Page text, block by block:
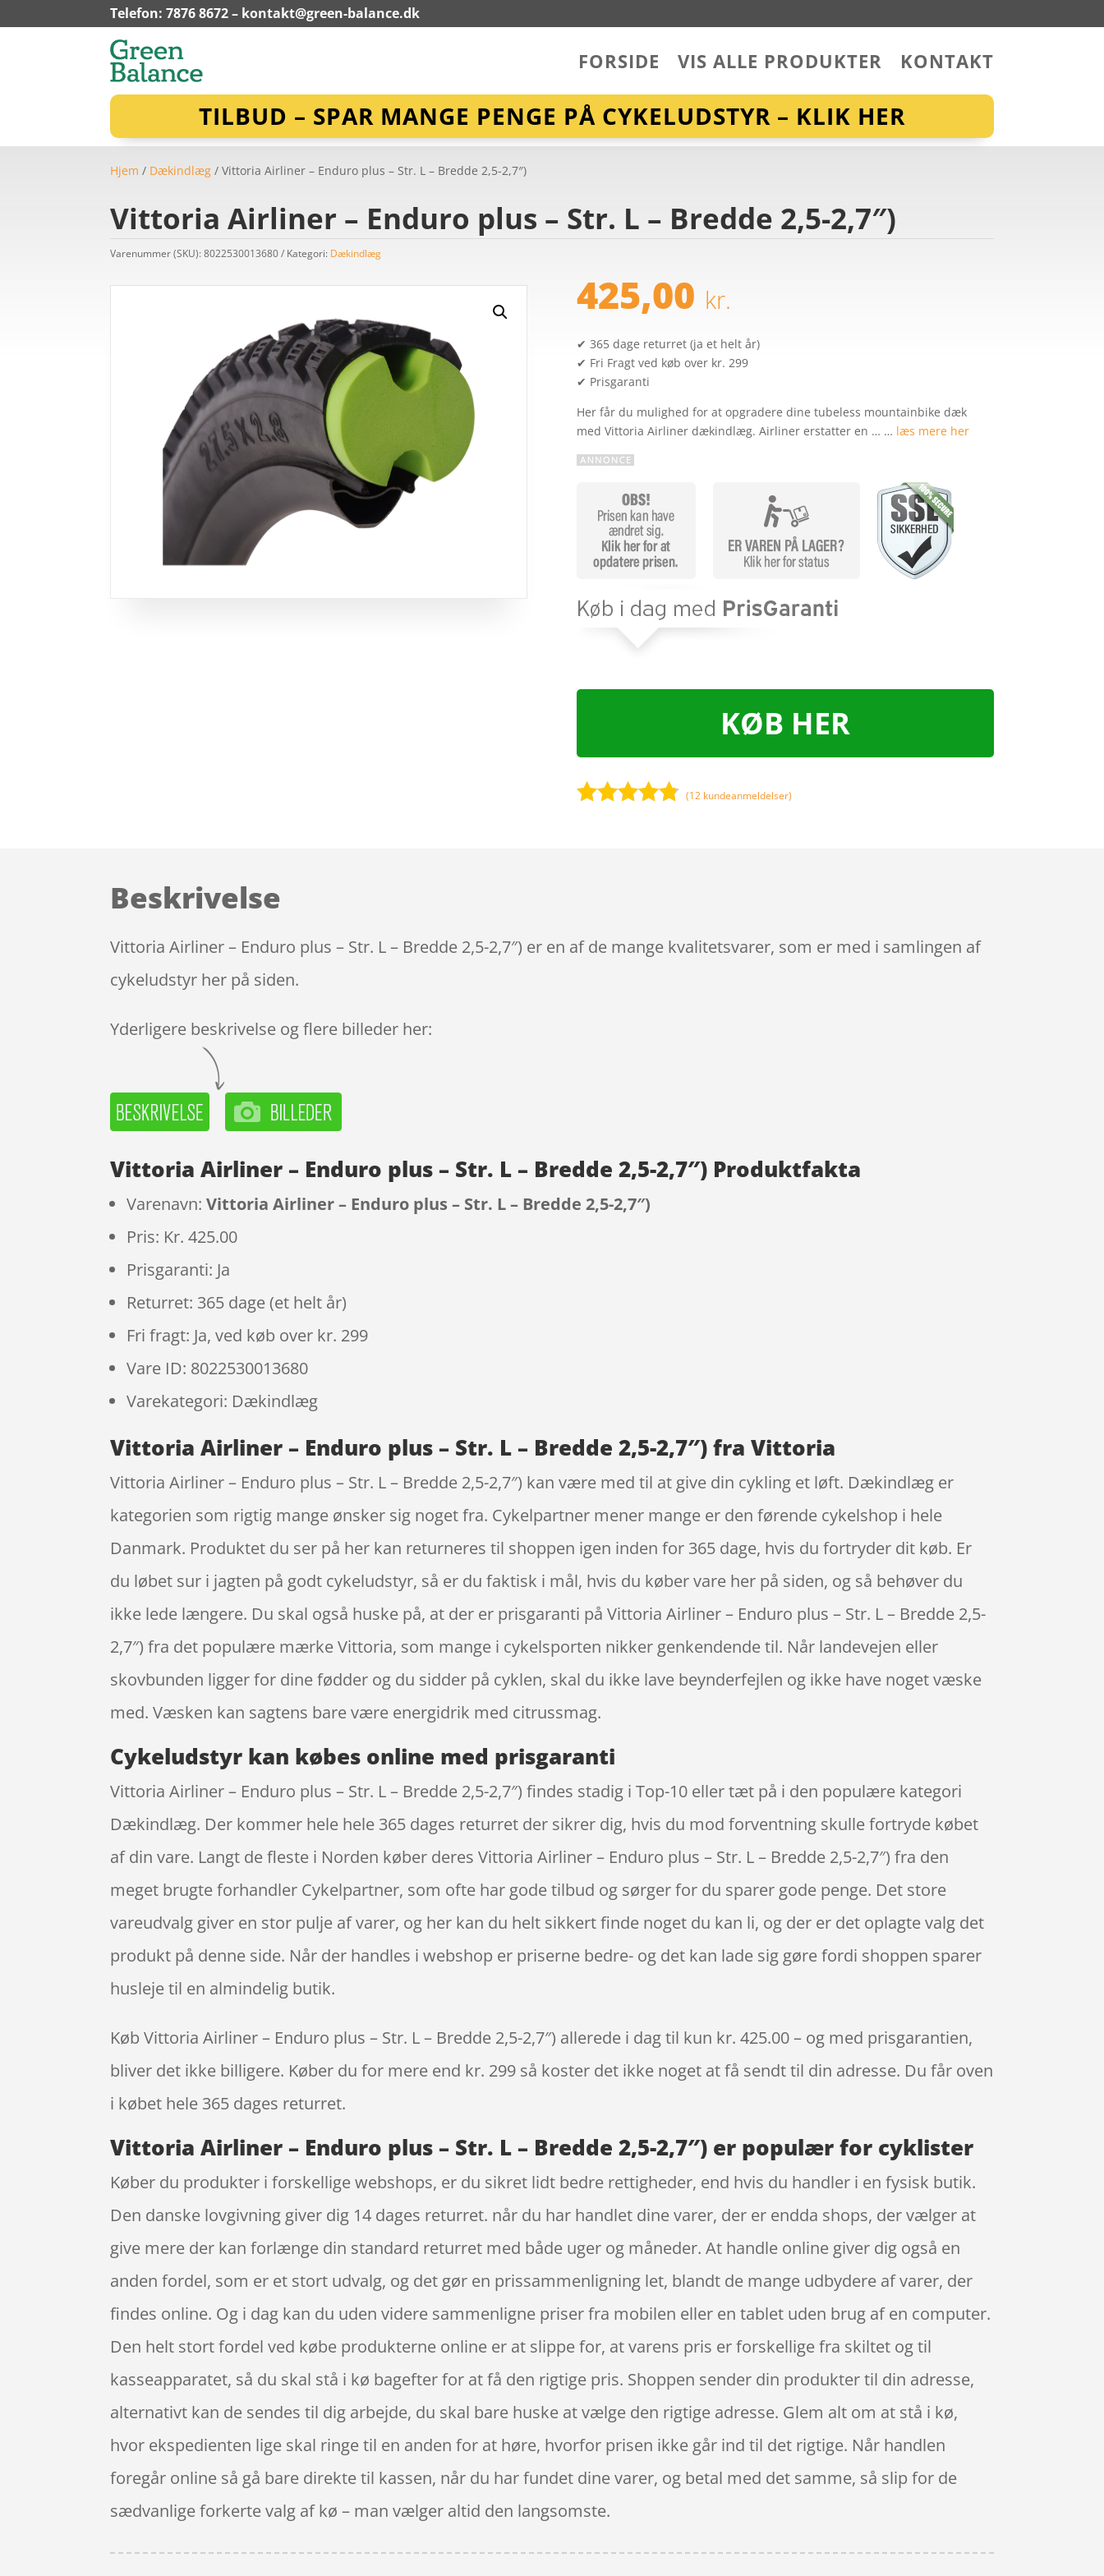
Telefon: 7876 8672 – kontakt@green-balance.dk
FORSIDE VIS ALLE PRODUKTER KONTAKT
TILBUD – SPAR MANGE PENGE PÅ CYKELUDSTYR – KLIK HER
Hjem / Dækindlæg / Vittoria Airliner – Enduro plus – Str. L – Bredde 2,5-2,7″)
Vittoria Airliner – Enduro plus – Str. L – Bredde 2,5-2,7″)
Varenummer (SKU):8022530013680 Kategori: Dækindlæg
425,00 kr.
✔ 365 dage returret (ja et helt år)
✔ Fri Fragt ved køb over kr. 299
✔ Prisgaranti
Her får du mulighed for at opgradere dine tubeless mountainbike dæk
med Vittoria Airliner dækindlæg. Airliner erstatter en … … læs mere her
KØB HER
(12 kundeanmeldelser)
Beskrivelse
Vittoria Airliner – Enduro plus – Str. L – Bredde 2,5-2,7″) er en af de mange kvalitetsvarer, som er med i samlingen af
cykeludstyr her på siden.
Yderligere beskrivelse og flere billeder her:
Vittoria Airliner – Enduro plus – Str. L – Bredde 2,5-2,7″) Produktfakta
Varenavn:Vittoria Airliner – Enduro plus – Str. L – Bredde 2,5-2,7″)
Pris: Kr. 425.00
Prisgaranti: Ja
Returret: 365 dage (et helt år)
Fri fragt: Ja, ved køb over kr. 299
Vare ID: 8022530013680
Varekategori: Dækindlæg
Vittoria Airliner – Enduro plus – Str. L – Bredde 2,5-2,7″) fra Vittoria
Vittoria Airliner – Enduro plus – Str. L – Bredde 2,5-2,7″) kan være med til at give din cykling et løft. Dækindlæg er
kategorien som rigtig mange ønsker sig noget fra. Cykelpartner mener mange er den førende cykelshop i hele
Danmark. Produktet du ser på her kan returneres til shoppen igen inden for 365 dage, hvis du fortryder dit køb. Er
du løbet sur i jagten på godt cykeludstyr, så er du faktisk i mål, hvis du køber vare her på siden, og så behøver du
ikke lede længere. Du skal også huske på, at der er prisgaranti på Vittoria Airliner – Enduro plus – Str. L – Bredde 2,5-
2,7″) fra det populære mærke Vittoria, som mange i cykelsporten nikker genkendende til. Når landevejen eller
skovbunden ligger for dine fødder og du sidder på cyklen, skal du ikke lave beynderfejlen og ikke have noget væske
med. Væsken kan sagtens bare være energidrik med citrussmag.
Cykeludstyr kan købes online med prisgaranti
Vittoria Airliner – Enduro plus – Str. L – Bredde 2,5-2,7″) findes stadig i Top-10 eller tæt på i den populære kategori
Dækindlæg. Der kommer hele hele 365 dages returret der sikrer dig, hvis du mod forventning skulle fortryde købet
af din vare. Langt de fleste i Norden køber deres Vittoria Airliner – Enduro plus – Str. L – Bredde 2,5-2,7″) fra den
meget brugte forhandler Cykelpartner, som ofte har gode tilbud og sørger for du sparer gode penge. Det store
vareudvalg giver en stor pulje af varer, og her kan du helt sikkert finde noget du kan li, og der er det oplagte valg det
produkt på denne side. Når der handles i webshop er priserne bedre- og det kan lade sig gøre fordi shoppen sparer
husleje til en almindelig butik.
Køb Vittoria Airliner – Enduro plus – Str. L – Bredde 2,5-2,7″) allerede i dag til kun kr. 425.00 – og med prisgarantien,
bliver det ikke billigere. Køber du for mere end kr. 299 så koster det ikke noget at få sendt til din adresse. Du får oven
i købet hele 365 dages returret.
Vittoria Airliner – Enduro plus – Str. L – Bredde 2,5-2,7″) er populær for cyklister
Køber du produkter i forskellige webshops, er du sikret lidt bedre rettigheder, end hvis du handler i en fysisk butik.
Den danske lovgivning giver dig 14 dages returret. når du har handlet dine varer, der er endda shops, der vælger at
give mere der kan forlænge din standard returret med både uger og måneder. At handle online giver dig også en
anden fordel, som er et stort udvalg, og det gør en prissammenligning let, blandt de mange udbydere af varer, der
findes online. Og i dag kan du uden videre sammenligne priser fra mobilen eller en tablet uden brug af en computer.
Den helt stort fordel ved købe produkterne online er at slippe for, at varens pris er forskellige fra skiltet og til
kasseapparatet, så du skal stå i kø bagefter for at få den rigtige pris. Shoppen sender din produkter til din adresse,
alternativt kan de sendes til dig arbejde, du skal bare huske at vælge den rigtige adresse. Glem alt om at stå i kø,
hvor ekspedienten lige skal ringe til en anden for at høre, hvorfor prisen ikke går ind til det rigtige. Når handlen
foregår online så gå bare direkte til kassen, når du har fundet dine varer, og betal med det samme, så slip for de
sædvanlige forkerte valg af kø – man vælger altid den langsomste.